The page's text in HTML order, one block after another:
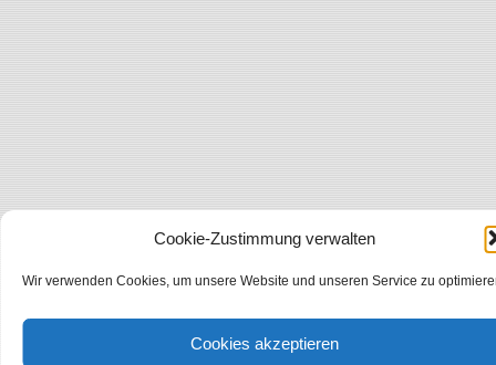
Cookie-Zustimmung verwalten
Wir verwenden Cookies, um unsere Website und unseren Service zu
Cookies akzeptieren